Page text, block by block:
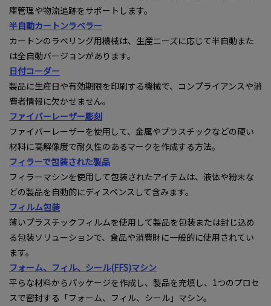
庫管理や物流追跡をサポートします。
半自動カートンラベラー
カートンのラベリング用機械は、生産ニーズに応じて半自動また
は全自動バージョンがあります。
日付コーダー
製品に生産日や有効期限を印刷する機械で、コンプライアンスや消
費者情報に欠かせません。
ファイバーレーザー彫刻
ファイバーレーザーを使用して、金属やプラスチックなどの硬い
材料に高解像度で耐久性のあるマークを作成する方法。
フィラーで包装された製品
フィラーマシンを使用して包装されたアイテムは、液体や粉末な
どの製品を自動的にディスペンスして含みます。
フィルム包装
薄いプラスチックフィルムを使用して製品を包装または封じ込め
る包装ソリューションで、食品や消費財に一般的に使用されてい
ます。
フォーム、フィル、シール(FFS)マシン
平らな材料からパッケージを作成し、製品を充填し、1つのプロセ
スで密封する「フォーム、フィル、シール」マシン。